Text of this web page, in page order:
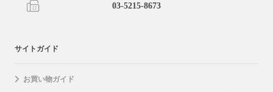
03-5215-8673
サイトガイド
お買い物ガイド